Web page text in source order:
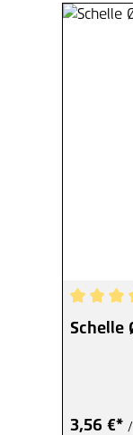
Schelle
3,56 €*